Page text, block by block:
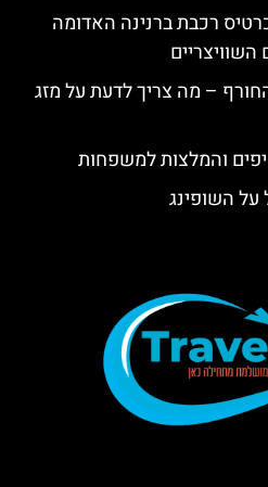
רכבת ברנינה האדומה
– מה צריך לדעת על מזג
והמלצות למשפחות
על השופינג